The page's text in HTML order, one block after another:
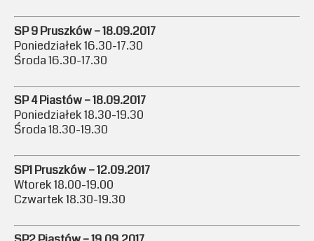
SP 9 Pruszków – 18.09.2017
Poniedziałek 16.30-17.30
Środa 16.30-17.30
SP 4 Piastów – 18.09.2017
Poniedziałek 18.30-19.30
Środa 18.30-19.30
SP1 Pruszków – 12.09.2017
Wtorek 18.00-19.00
Czwartek 18.30-19.30